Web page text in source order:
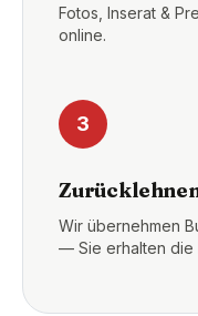
Fotos, Inserat &
online.
3
Wir übernehmen
— Sie erhalten die